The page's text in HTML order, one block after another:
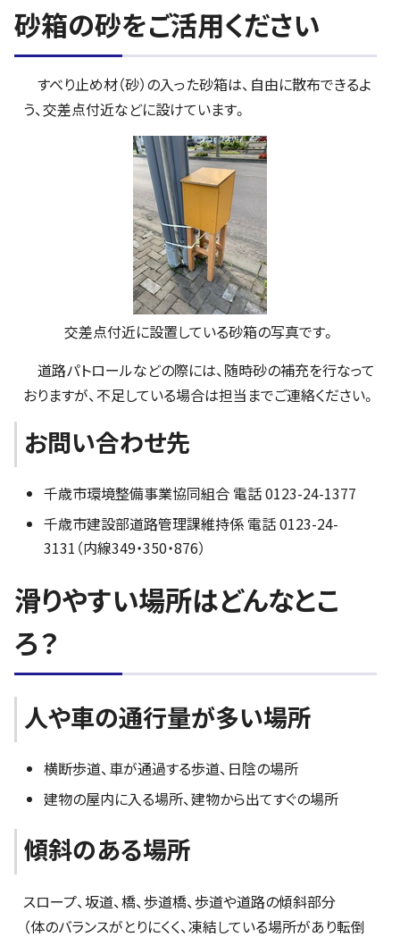
砂箱の砂をご活用ください
すべり止め材（砂）の入った砂箱は、自由に散布できるよ
う、交差点付近などに設けています。
交差点付近に設置している砂箱の写真です。
道路パトロールなどの際には、随時砂の補充を行なって
おりますが、不足している場合は担当までご連絡ください。
お問い合わせ先
千歳市環境整備事業協同組合 電話 0123-24-1377
千歳市建設部道路管理課維持係 電話 0123-24-
3131（内線349・350・876）
滑りやすい場所はどんなとこ
ろ？
人や車の通行量が多い場所
横断歩道、車が通過する歩道、日陰の場所
建物の屋内に入る場所、建物から出てすぐの場所
傾斜のある場所
スロープ、坂道、橋、歩道橋、歩道や道路の傾斜部分
（体のバランスがとりにくく、凍結している場所があり転倒